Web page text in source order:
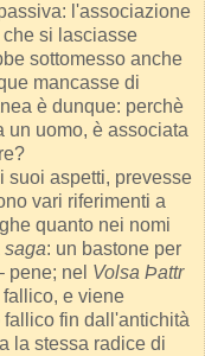
l'associazione
si lasciasse
sottomesso anche
mancasse di
è dunque: perchè
un uomo, è associata
suoi aspetti, prevesse
vari riferimenti a
quanto nei nomi
saga: un bastone per
pene; nel Volsa Þattr
e viene
fin dall'antichità
la stessa radice di